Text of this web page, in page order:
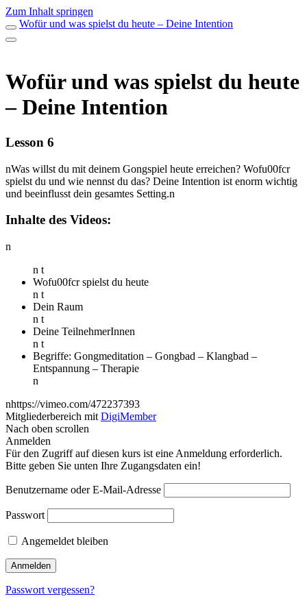
Zum Inhalt springen
Wofür und was spielst du heute – Deine Intention
Wofür und was spielst du heute
– Deine Intention
Lesson 6
nWas willst du mit deinem Gongspiel heute erreichen? Wofu00fcr
spielst du und wie nennst du das? Deine Intention ist enorm wichtig
und beeinflusst dein gesamtes Setting.n
Inhalte des Videos:
n
n t
Wofu00fcr spielst du heute
n t
Dein Raum
n t
Deine TeilnehmerInnen
n t
Begriffe: Gongmeditation – Gongbad – Klangbad –
Entspannung – Therapie
n
nhttps://vimeo.com/472237393
Mitgliederbereich mit DigiMember
Nach oben scrollen
Anmelden
Für den Zugriff auf diesen kurs ist eine Anmeldung erforderlich.
Bitte geben Sie unten Ihre Zugangsdaten ein!
Benutzername oder E-Mail-Adresse
Passwort
Angemeldet bleiben
Passwort vergessen?